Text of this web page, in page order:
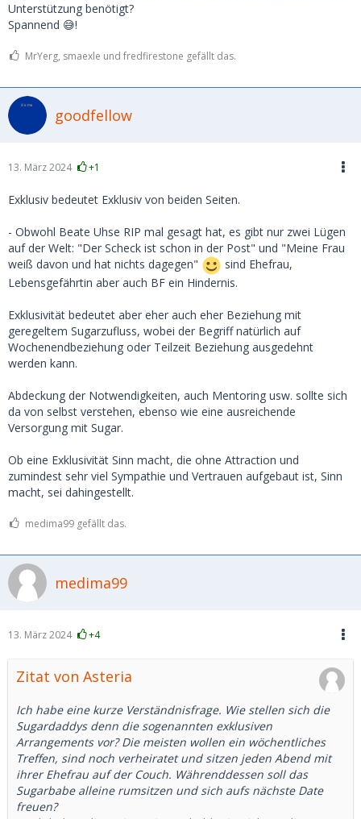
Unterstützung benötigt?
Spannend 😅!
MrYerg, smaexle und fredfirestone gefällt das.
goodfellow
13. März 2024 +1
Exklusiv bedeutet Exklusiv von beiden Seiten.
- Obwohl Beate Uhse RIP mal gesagt hat, es gibt nur zwei Lügen
auf der Welt: "Der Scheck ist schon in der Post" und "Meine Frau
weiß davon und hat nichts dagegen"
sind Ehefrau,
Lebensgefährtin aber auch BF ein Hindernis.
Exklusivität bedeutet aber eher auch eher Beziehung mit
geregeltem Sugarzufluss, wobei der Begriff natürlich auf
Wochenendbeziehung oder Teilzeit Beziehung ausgedehnt
werden kann.
Abdeckung der Notwendigkeiten, auch Mentoring usw. sollte sich
da von selbst verstehen, ebenso wie eine ausreichende
Versorgung mit Sugar.
Ob eine Exklusivität Sinn macht, die ohne Attraction und
zumindest sehr viel Sympathie und Vertrauen aufgebaut ist, Sinn
macht, sei dahingestellt.
medima99 gefällt das.
medima99
13. März 2024 +4
Zitat von Asteria
Ich habe eine kurze Verständnisfrage. Wie stellen sich die
Sugardaddys denn die sogenannten exklusiven
Arrangements vor? Die meisten wollen ein wöchentliches
Treffen, sind noch verheiratet und sitzen jeden Abend mit
ihrer Ehefrau auf der Couch. Währenddessen soll das
Sugarbabe alleine rumsitzen und sich aufs nächste Date
freuen?